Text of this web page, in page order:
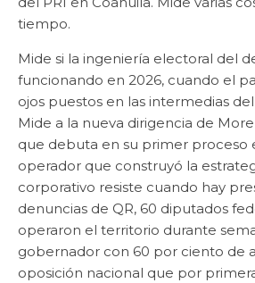
tiempo.
Mide si la ingeniería electoral del
funcionando en 2026, cuando el
ojos puestos en las intermedias
Mide a la nueva dirigencia de
que debuta en su primer proceso
operador que construyó la
corporativo resiste cuando hay
denuncias de QR, 60 diputados
operaron el territorio durante
gobernador con 60 por ciento de
oposición nacional que por